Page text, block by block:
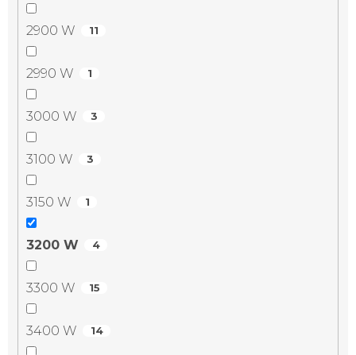
2900 W 11
2990 W 1
3000 W 3
3100 W 3
3150 W 1
3200 W 4
3300 W 15
3400 W 14